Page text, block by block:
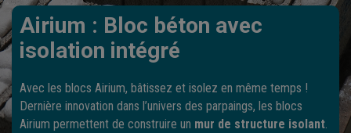
Airium : Bloc béton avec
isolation intégré
Avec les blocs Airium, bâtissez et isolez en même temps !
Dernière innovation dans l’univers des parpaings, les blocs
Airium permettent de construire un mur de structure isolant.